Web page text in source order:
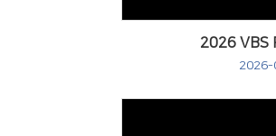
2026 VBS